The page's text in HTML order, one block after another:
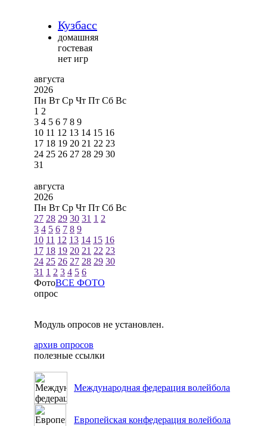
Кузбасс
домашняя
гостевая
нет игр
августа
2026
Пн Вт Ср Чт Пт Сб Вс
1 2
3 4 5 6 7 8 9
10 11 12 13 14 15 16
17 18 19 20 21 22 23
24 25 26 27 28 29 30
31
августа
2026
Пн Вт Ср Чт Пт Сб Вс
27 28 29 30 31 1 2
3 4 5 6 7 8 9
10 11 12 13 14 15 16
17 18 19 20 21 22 23
24 25 26 27 28 29 30
31 1 2 3 4 5 6
ФотоВСЕ ФОТО
опрос
Модуль опросов не установлен.
архив опросов
полезные ссылки
Международная федерация волейбола
Европейская конфедерация волейбола